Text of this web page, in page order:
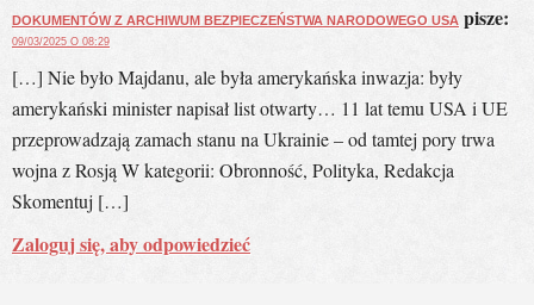
DOKUMENTÓW Z ARCHIWUM BEZPIECZEŃSTWA NARODOWEGO USA pisze:
09/03/2025 O 08:29
[…] Nie było Majdanu, ale była amerykańska inwazja: były
amerykański minister napisał list otwarty… 11 lat temu USA i UE
przeprowadzają zamach stanu na Ukrainie – od tamtej pory trwa
wojna z Rosją W kategorii: Obronność, Polityka, Redakcja
Skomentuj […]
Zaloguj się, aby odpowiedzieć